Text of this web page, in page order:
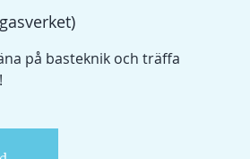
på basteknik och träffa